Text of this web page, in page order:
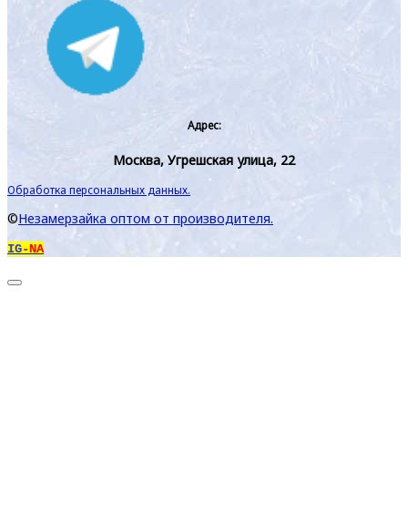
Адрес:
Москва, Угрешская улица, 22
Обработка персональных данных.
©Незамерзайка оптом от производителя.
IG-NA